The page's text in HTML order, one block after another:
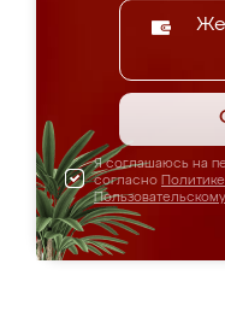
Я соглашаюсь на
согласно